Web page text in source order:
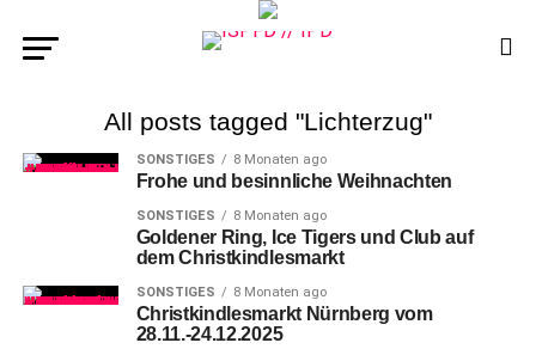
All posts tagged "Lichterzug"
SONSTIGES 8 Monaten ago
Frohe und besinnliche Weihnachten
SONSTIGES 8 Monaten ago
Goldener Ring, Ice Tigers und Club auf
dem Christkindlesmarkt
SONSTIGES 8 Monaten ago
Christkindlesmarkt Nürnberg vom
28.11.-24.12.2025